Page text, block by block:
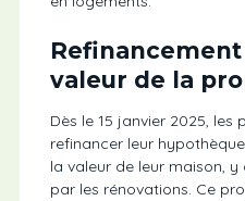
Refinancement
valeur de la
Dès le 15 janvier 2025,
refinancer leur
la valeur de leur maison,
par les rénovations. Ce